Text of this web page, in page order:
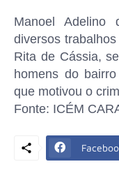
Manoel Adelino
diversos
Rita de Cássia,
homens do
que motivou o
Fonte: ICÉM